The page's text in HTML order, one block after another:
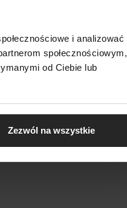
i analizować
społecznościowym,
od Ciebie lub
Zezwól na wszystkie